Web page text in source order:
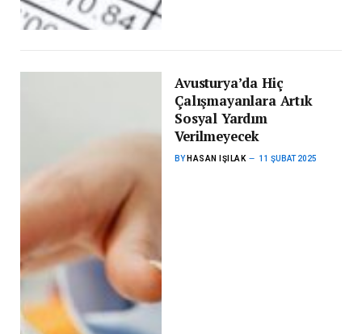
Avusturya’da Hiç
Çalışmayanlara Artık
Sosyal Yardım
Verilmeyecek
BY HASAN IŞILAK 11 ŞUBAT 2025